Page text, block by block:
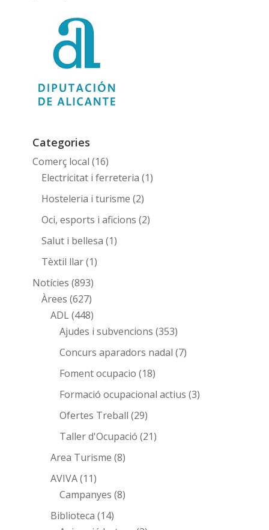
Categories
Comerç local (16)
Electricitat i ferreteria (1)
Hosteleria i turisme (2)
Oci, esports i aficions (2)
Salut i bellesa (1)
Tèxtil llar(1)
Notícies (893)
Àrees (627)
ADL(448)
Ajudes i subvencions (353)
Concurs aparadors nadal (7)
Foment ocupacio (18)
Formació ocupacional actius (3)
Ofertes Treball (29)
Taller d'Ocupació (21)
Area Turisme (8)
AVIVA(11)
Campanyes (8)
Biblioteca (14)